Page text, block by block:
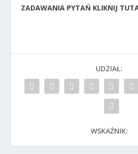
ZADAWANIA PYTAŃ KLIKNIJ
UDZIAŁ:
WSKAŹNIK: